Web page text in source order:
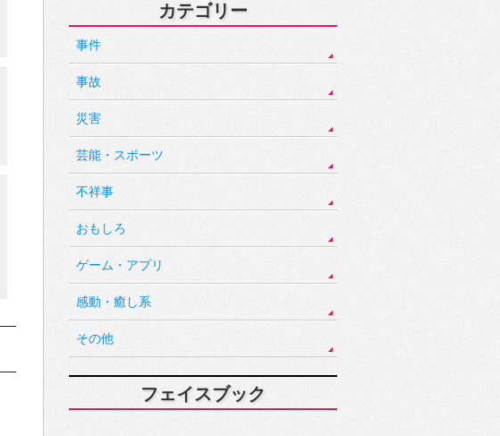
カテゴリー
事件
事故
災害
芸能・スポーツ
不祥事
おもしろ
ゲーム・アプリ
感動・癒し系
その他
フェイスブック